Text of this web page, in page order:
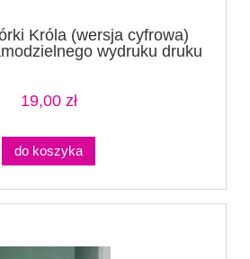
Króla (wersja cyfrowa)
wydruku druku
19,00 zł
do koszyka